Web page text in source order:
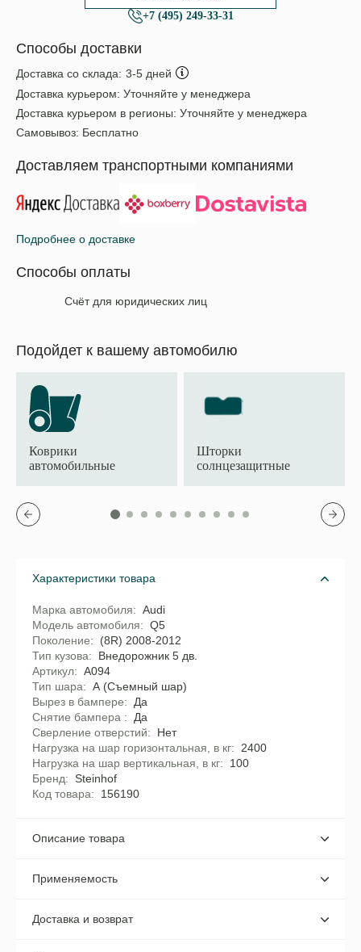
+7 (495) 249-33-31
Способы доставки
Доставка со склада: 3-5 дней
Доставка курьером: Уточняйте у менеджера
Доставка курьером в регионы: Уточняйте у менеджера
Самовывоз: Бесплатно
Доставляем транспортными компаниями
Подробнее о доставке
Способы оплаты
Счёт для юридических лиц
Подойдет к вашему автомобилю
Коврики
автомобильные
Шторки
солнцезащитные
Характеристики товара
Марка автомобиля
Audi
Модель автомобиля
Q5
Поколение
(8R) 2008-2012
Тип кузова
Внедорожник 5 дв.
Артикул
A094
Тип шара
А (Съемный шар)
Вырез в бампере
Да
Снятие бампера
Да
Сверление отверстий
Нет
Нагрузка на шар горизонтальная, в кг
2400
Нагрузка на шар вертикальная, в кг
100
Бренд
Steinhof
Код товара
156190
Описание товара
Применяемость
Доставка и возврат